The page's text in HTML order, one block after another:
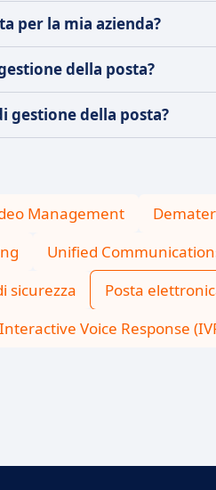
per la mia azienda?
della posta?
gestione della posta?
Management
Unified
sicurezza Posta
Interactive Voice Response